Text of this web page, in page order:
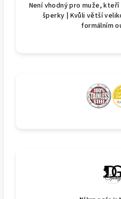
Není vhodný pro muže,
šperky | Kvůli větší
formálním